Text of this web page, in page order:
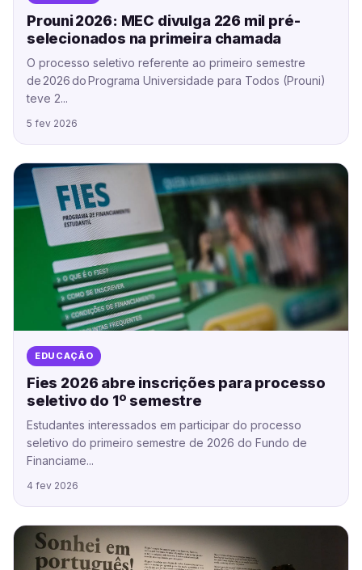
Prouni 2026: MEC divulga 226 mil pré-
selecionados na primeira chamada
O processo seletivo referente ao primeiro semestre
de 2026 do Programa Universidade para Todos (Prouni)
teve 2...
5 fev 2026
EDUCAÇÃO
Fies 2026 abre inscrições para processo
seletivo do 1º semestre
Estudantes interessados em participar do processo
seletivo do primeiro semestre de 2026 do Fundo de
Financiame...
4 fev 2026